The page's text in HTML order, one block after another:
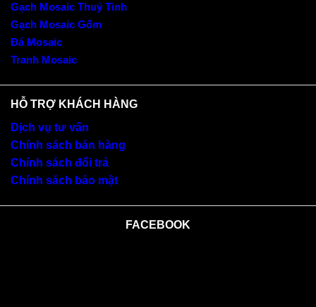
Gạch Mosaic Thuỷ Tinh
Gạch Mosaic Gốm
Đá Mosaic
Tranh Mosaic
HỖ TRỢ KHÁCH HÀNG
Dịch vụ tư vấn
Chính sách bán hàng
Chính sách đổi trả
Chính sách bảo mật
FACEBOOK